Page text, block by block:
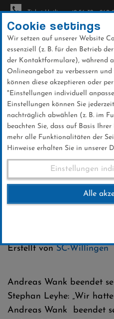
Direkt
zum
Inhalt
Ticket-Hotline: +49 56 32 - 960-
News
Andi Wank
Skisprung-
Erstellt vonSC-Willingen
Andreas Wank beendet
Stephan Leyhe: „Wir
Andreas Wank beendet
Cookie settings
Wir setzen auf unserer Website
essenziell (z. B. für den Betrieb
der Kontaktformulare), während
Onlineangebot zu verbessern
können diese akzeptieren oder
"Einstellungen individuell
Einstellungen können Sie
nachträglich abwählen (z. B. im
beachten Sie, dass auf Basis
mehr alle Funktionalitäten der
Hinweise erhalten Sie in unserer
Einstellungen
Alle